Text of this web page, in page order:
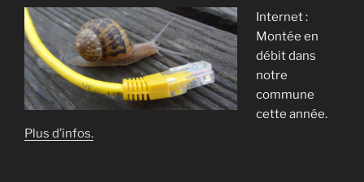
Internet :
Montée en
débit dans
notre
commune
cette année.
Plus d’infos.